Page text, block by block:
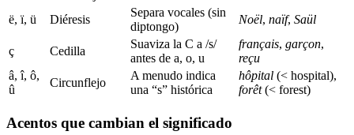
ë, ï, ü Diéresis
Separa vocales (sin
diptongo)
Noël, naïf, Saül
ç Cedilla
Suaviza la C a /s/
antes de a, o, u
français, garçon,
reçu
â, î, ô,
û
Circunflejo
A menudo indica
una “s” histórica
hôpital (< hospital),
forêt(< forest)
Acentos que cambian el significado